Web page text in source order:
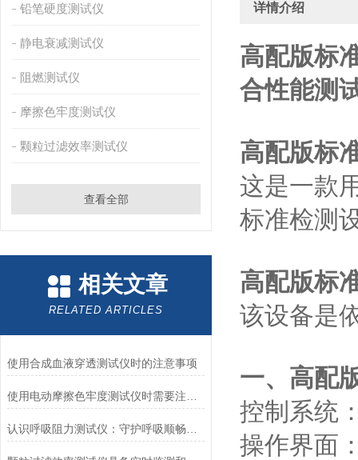
铅笔硬度测试仪
静电衰减测试仪
阻燃测试仪
摩擦色牢度测试仪
颗粒过滤效率测试仪
查看全部
相关文章
RELATED ARTICLES
使用合成血液穿透测试仪时的注意事项
详情介绍
高配版标
合性能测
高配版标
这是一款
标准检测
高配版标
该设备是
一、高配
控制系统
操作界面